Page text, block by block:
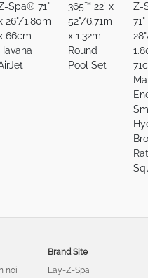
Spa® 71"
26"/1.80m
66cm
Havana
365™ 22' x
52"/6.71m
x 1.32m
Round
Pool Set
Z-
71"
noi
Brand Site
Lay-Z-Spa